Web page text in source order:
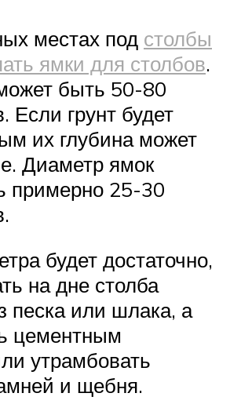
местах под столбы
ямки для столбов.
быть 50-80
Если грунт будет
их глубина может
Диаметр ямок
примерно 25-30
будет достаточно,
на дне столба
песка или шлака, а
цементным
утрамбовать
и щебня.